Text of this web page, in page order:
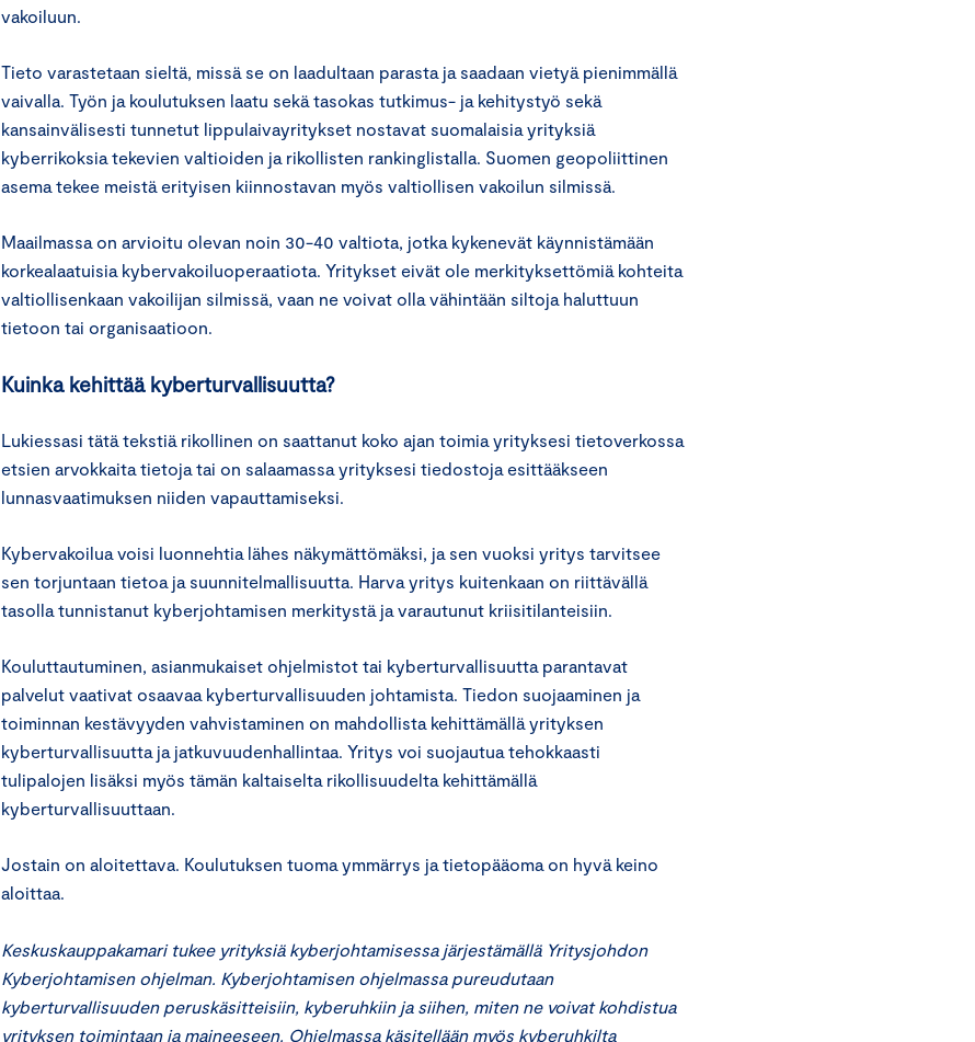
vakoiluun.
Tieto varastetaan sieltä, missä se on laadultaan parasta ja saadaan vietyä pienimmällä
vaivalla. Työn ja koulutuksen laatu sekä tasokas tutkimus- ja kehitystyö sekä
kansainvälisesti tunnetut lippulaivayritykset nostavat suomalaisia yrityksiä
kyberrikoksia tekevien valtioiden ja rikollisten rankinglistalla. Suomen geopoliittinen
asema tekee meistä erityisen kiinnostavan myös valtiollisen vakoilun silmissä.
Maailmassa on arvioitu olevan noin 30-40 valtiota, jotka kykenevät käynnistämään
korkealaatuisia kybervakoiluoperaatiota. Yritykset eivät ole merkityksettömiä kohteita
valtiollisenkaan vakoilijan silmissä, vaan ne voivat olla vähintään siltoja haluttuun
tietoon tai organisaatioon.
Kuinka kehittää kyberturvallisuutta?
Lukiessasi tätä tekstiä rikollinen on saattanut koko ajan toimia yrityksesi tietoverkossa
etsien arvokkaita tietoja tai on salaamassa yrityksesi tiedostoja esittääkseen
lunnasvaatimuksen niiden vapauttamiseksi.
Kybervakoilua voisi luonnehtia lähes näkymättömäksi, ja sen vuoksi yritys tarvitsee
sen torjuntaan tietoa ja suunnitelmallisuutta. Harva yritys kuitenkaan on riittävällä
tasolla tunnistanut kyberjohtamisen merkitystä ja varautunut kriisitilanteisiin.
Kouluttautuminen, asianmukaiset ohjelmistot tai kyberturvallisuutta parantavat
palvelut vaativat osaavaa kyberturvallisuuden johtamista. Tiedon suojaaminen ja
toiminnan kestävyyden vahvistaminen on mahdollista kehittämällä yrityksen
kyberturvallisuutta ja jatkuvuudenhallintaa. Yritys voi suojautua tehokkaasti
tulipalojen lisäksi myös tämän kaltaiselta rikollisuudelta kehittämällä
kyberturvallisuuttaan.
Jostain on aloitettava. Koulutuksen tuoma ymmärrys ja tietopääoma on hyvä keino
aloittaa.
Keskuskauppakamari tukee yrityksiä kyberjohtamisessa järjestämällä Yritysjohdon
Kyberjohtamisen ohjelman. Kyberjohtamisen ohjelmassa pureudutaan
kyberturvallisuuden peruskäsitteisiin, kyberuhkiin ja siihen, miten ne voivat kohdistua
yrityksen toimintaan ja maineeseen. Ohjelmassa käsitellään myös kyberuhkilta